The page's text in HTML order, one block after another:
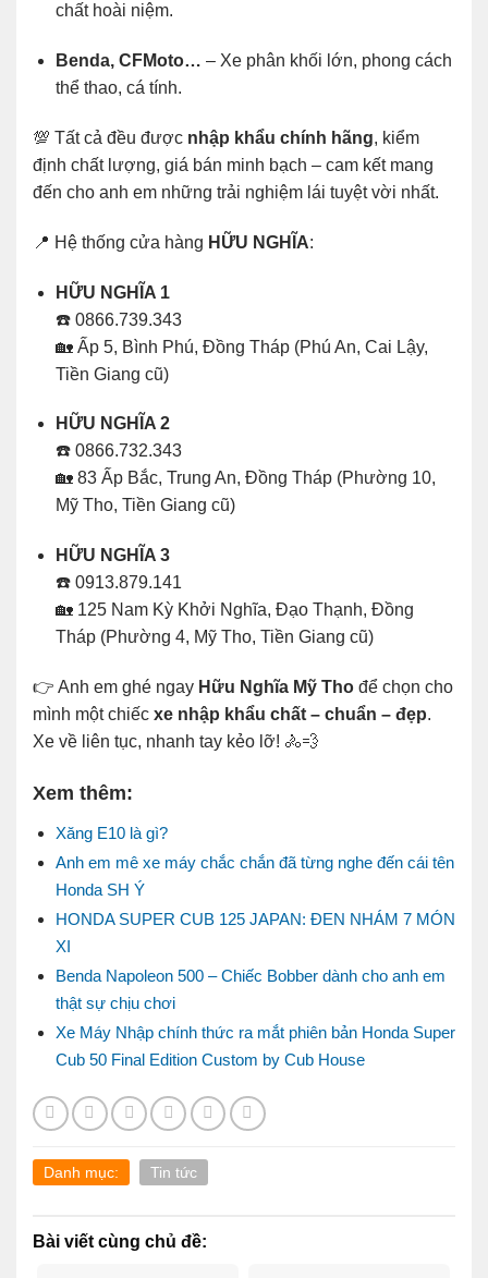
chất hoài niệm.
Benda, CFMoto… – Xe phân khối lớn, phong cách
thể thao, cá tính.
💯 Tất cả đều được nhập khẩu chính hãng, kiểm
định chất lượng, giá bán minh bạch – cam kết mang
đến cho anh em những trải nghiệm lái tuyệt vời nhất.
📍 Hệ thống cửa hàng HỮU NGHĨA:
HỮU NGHĨA 1
☎️ 0866.739.343
🏡 Ấp 5, Bình Phú, Đồng Tháp (Phú An, Cai Lậy,
Tiền Giang cũ)
HỮU NGHĨA 2
☎️ 0866.732.343
🏡 83 Ấp Bắc, Trung An, Đồng Tháp (Phường 10,
Mỹ Tho, Tiền Giang cũ)
HỮU NGHĨA 3
☎️ 0913.879.141
🏡 125 Nam Kỳ Khởi Nghĩa, Đạo Thạnh, Đồng
Tháp (Phường 4, Mỹ Tho, Tiền Giang cũ)
👉 Anh em ghé ngay Hữu Nghĩa Mỹ Tho để chọn cho
mình một chiếc xe nhập khẩu chất – chuẩn – đẹp.
Xe về liên tục, nhanh tay kẻo lỡ! 🚴💨
Xem thêm:
Xăng E10 là gì?
Anh em mê xe máy chắc chắn đã từng nghe đến cái tên
Honda SH Ý
HONDA SUPER CUB 125 JAPAN: ĐEN NHÁM 7 MÓN
XI
Benda Napoleon 500 – Chiếc Bobber dành cho anh em
thật sự chịu chơi
Xe Máy Nhập chính thức ra mắt phiên bản Honda Super
Cub 50 Final Edition Custom by Cub House
Danh mục: Tin tức
Bài viết cùng chủ đề: